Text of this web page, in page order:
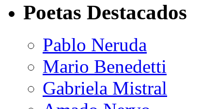
Poetas Destacados
Pablo Neruda
Mario Benedetti
Gabriela Mistral